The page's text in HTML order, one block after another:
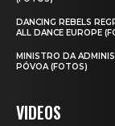
DANCING REBELS
ALL DANCE EUROPE
MINISTRO DA
PÓVOA (FOTOS)
VIDEOS